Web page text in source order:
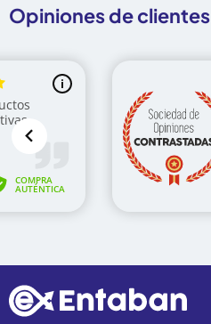
Opiniones de clientes